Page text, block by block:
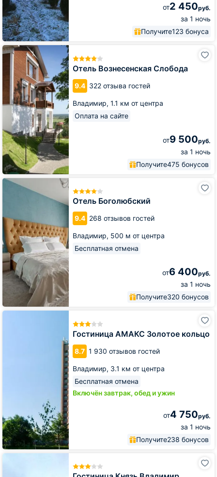
от2 450руб.
за 1 ночь
Получите123 бонуса
Отель Вознесенская Слобода
9.4 322 отзыва гостей
Владимир, 1.1 км от центра
Оплата на сайте
от9 500руб.
за 1 ночь
Получите475 бонусов
Отель
Вознесенская
Слобода
Отель Боголюбский
9.4 268 отзывов гостей
Владимир, 500 м от центра
Бесплатная отмена
от6 400руб.
за 1 ночь
Получите320 бонусов
Отель
Боголюбский
Гостиница АМАКС Золотое кольцо
8.7 1 930 отзывов гостей
Владимир, 3.1 км от центра
Бесплатная отмена
Включён завтрак, обед и ужин
от4 750руб.
за 1 ночь
Получите238 бонусов
Гостиница
Гостиница